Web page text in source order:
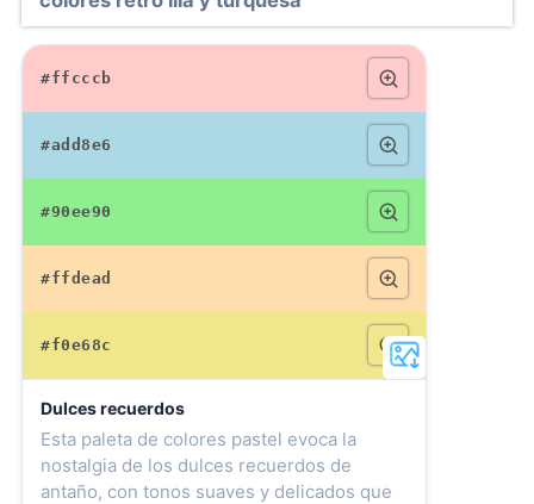
#ffcccb
#add8e6
#90ee90
#ffdead
#f0e68c
Dulces recuerdos
Esta paleta de colores pastel evoca la
nostalgia de los dulces recuerdos de
antaño, con tonos suaves y delicados que